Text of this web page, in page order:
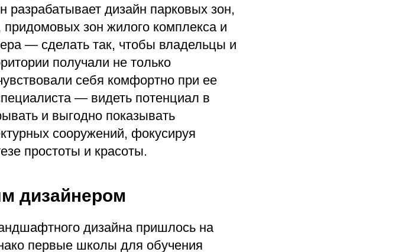
разрабатывает дизайн парковых зон,
зон жилого комплекса и
— сделать так, чтобы владельцы и
получали не только
себя комфортно при ее
— видеть потенциал в
и выгодно показывать
сооружений, фокусируя
простоты и красоты.
дизайнером
дизайна пришлось на
первые школы для обучения